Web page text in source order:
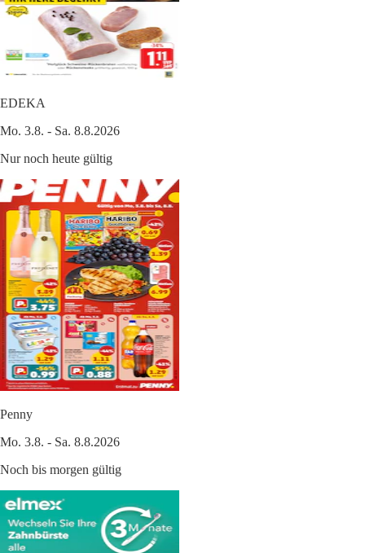
EDEKA
Mo. 3.8. - Sa. 8.8.2026
Nur noch heute gültig
Penny
Mo. 3.8. - Sa. 8.8.2026
Noch bis morgen gültig